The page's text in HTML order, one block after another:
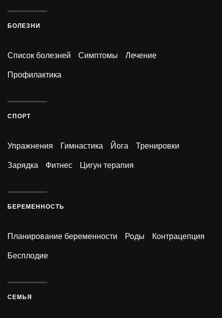
БОЛЕЗНИ
Список болезней Симптомы Лечение
Профилактика
СПОРТ
Упражнения Гимнастика Йога Тренировки
Зарядка Фитнес Цигун терапия
БЕРЕМЕННОСТЬ
Планирование беременности Роды Контрацепция
Бесплодие
СЕМЬЯ